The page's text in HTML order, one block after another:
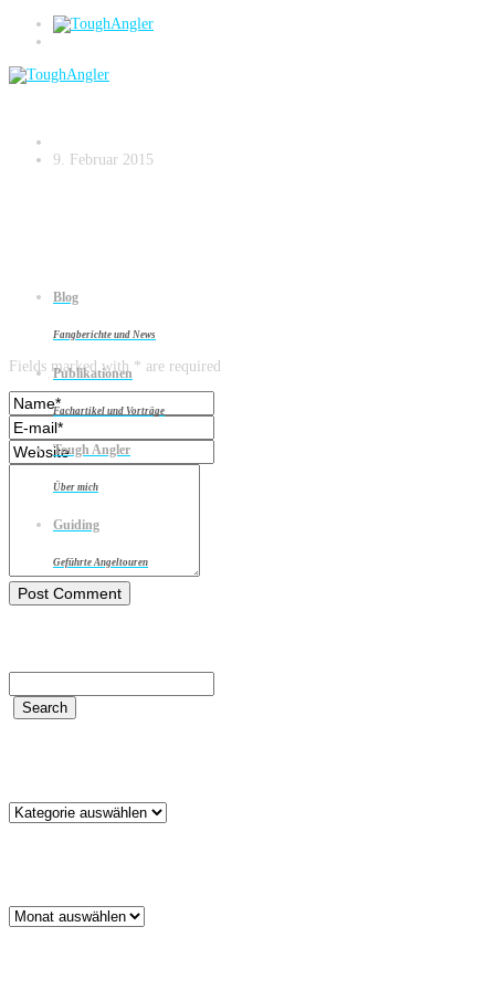
Blog
Fangberichte und News
Publikationen
Fachartikel und Vorträge
Tough Angler
Über mich
Guiding
Geführte Angeltouren
Zanderangeln am Strom – small.030
9. Februar 2015
Leave a reply
Fields marked with * are required
Kategorien
Archiv